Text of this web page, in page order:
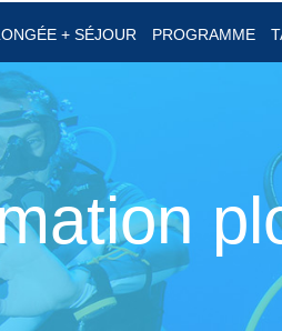
+ SÉJOUR PROGRAMME